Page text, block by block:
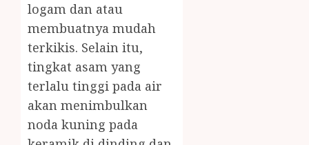
logam dan atau
membuatnya mudah
terkikis. Selain itu,
tingkat asam yang
terlalu tinggi pada air
akan menimbulkan
noda kuning pada